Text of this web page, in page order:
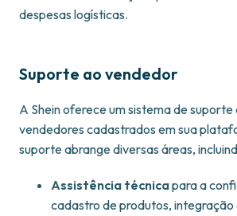
despesas logísticas.
Suporte ao vendedor
A Shein oferece um sistema de
vendedores cadastrados em sua
suporte abrange diversas áreas,
Assistência técnicapara a
cadastro de produtos, integração